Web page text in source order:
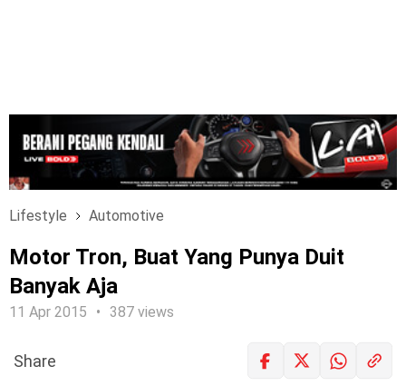
Lifestyle Automotive
Motor Tron, Buat Yang Punya Duit
Banyak Aja
11 Apr 2015 387 views
Share